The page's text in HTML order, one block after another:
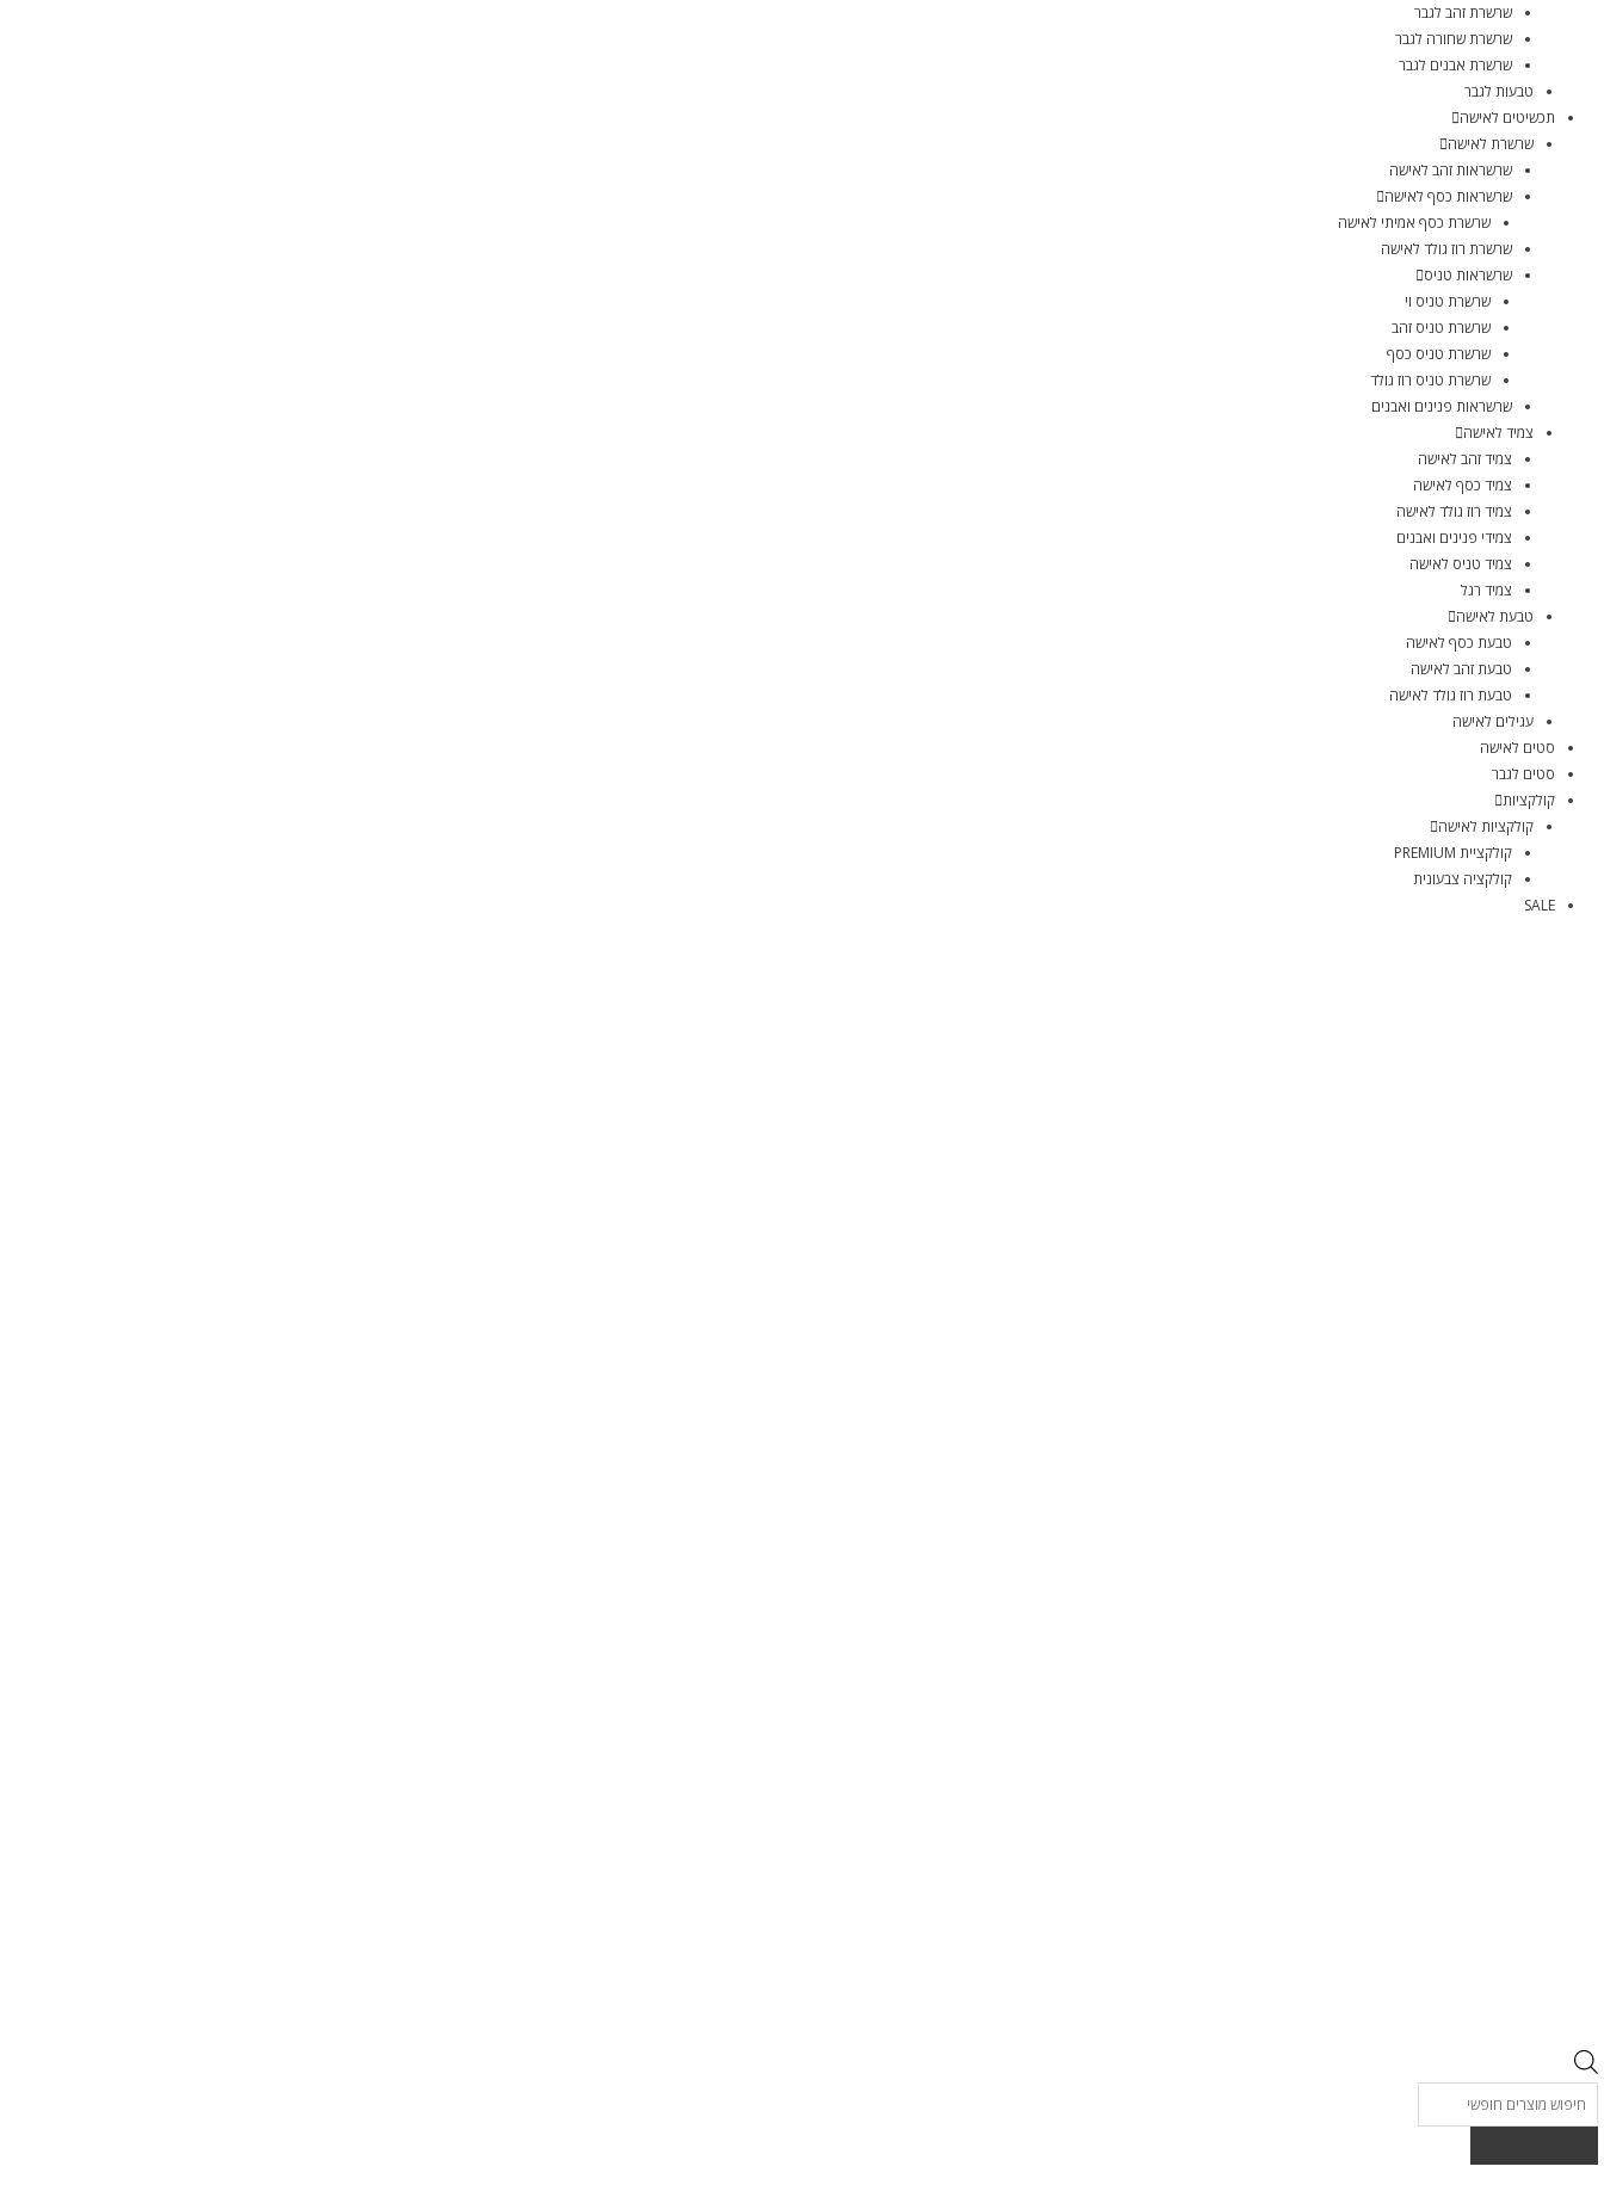
שרשרת זהב לגבר
שרשרת שחורה לגבר
שרשרת אבנים לגבר
טבעות לגבר
תכשיטים לאישה
שרשרת לאישה
שרשראות זהב לאישה
שרשראות כסף לאישה
שרשרת כסף אמיתי לאישה
שרשרת רוז גולד לאישה
שרשראות טניס
שרשרת טניס וי
שרשרת טניס זהב
שרשרת טניס כסף
שרשרת טניס רוז גולד
שרשראות פנינים ואבנים
צמיד לאישה
צמיד זהב לאישה
צמיד כסף לאישה
צמיד רוז גולד לאישה
צמידי פנינים ואבנים
צמיד טניס לאישה
צמיד רגל
טבעת לאישה
טבעת כסף לאישה
טבעת זהב לאישה
טבעת רוז גולד לאישה
עגילים לאישה
סטים לאישה
סטים לגבר
קולקציות
קולקציות לאישה
קולקציית PREMIUM
קולקציה צבעונית
SALE